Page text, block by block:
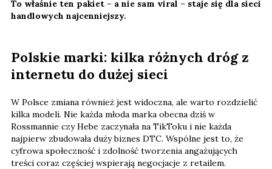
To właśnie ten pakiet – a nie sam viral – staje się dla sieci
handlowych najcenniejszy.
Polskie marki: kilka różnych dróg z
internetu do dużej sieci
W Polsce zmiana również jest widoczna, ale warto rozdzielić
kilka modeli. Nie każda młoda marka obecna dziś w
Rossmannie czy Hebe zaczynała na TikToku i nie każda
najpierw zbudowała duży biznes DTC. Wspólne jest to, że
cyfrowa społeczność i zdolność tworzenia angażujących
treści coraz częściej wspierają negocjacje z retailem.